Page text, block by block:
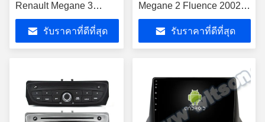
Renault Megane 3
Fluence Samsung SM3
2008-2014 เครื่องเสียงส
เตเรียรถ
รับราคาที่ดีที่สุด
Megane 2 Fluence 2002-
2008 เครื่องเล่นสเตเรีย
รถยนต์
รับราคาที่ดีที่สุด